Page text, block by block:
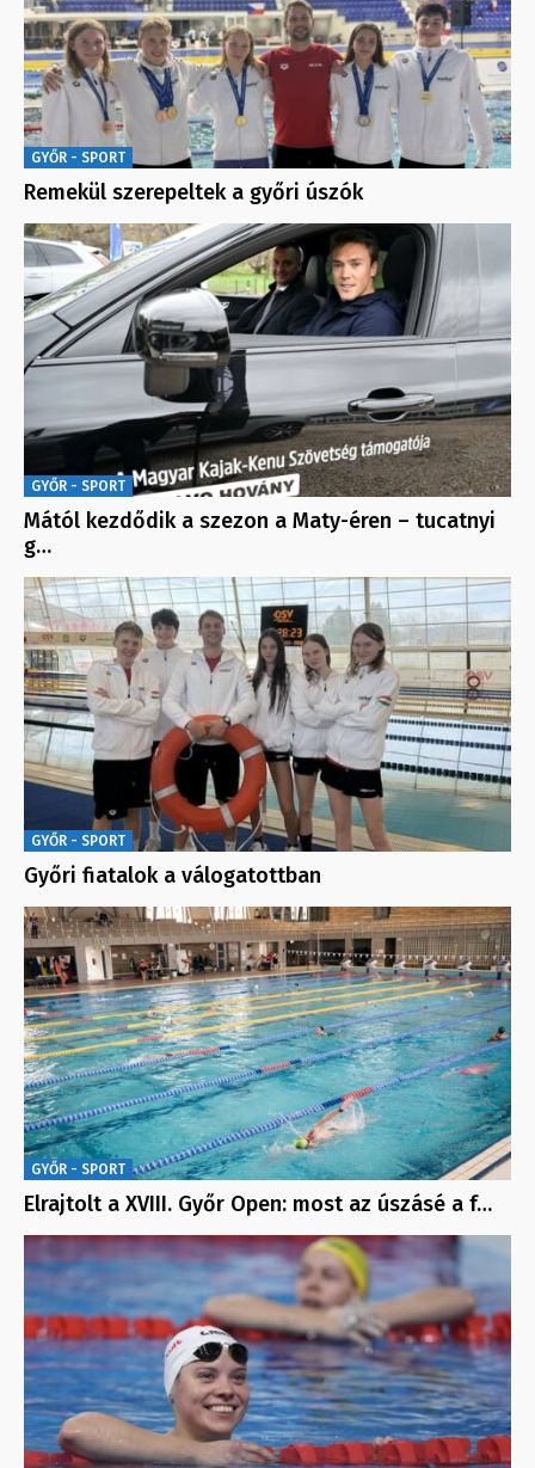
GYŐR - SPORT
Remekül szerepeltek a győri úszók
GYŐR - SPORT
Mától kezdődik a szezon a Maty-éren – tucatnyi
g…
GYŐR - SPORT
Győri fiatalok a válogatottban
GYŐR - SPORT
Elrajtolt a XVIII. Győr Open: most az úszásé a f…